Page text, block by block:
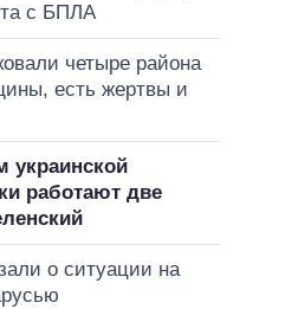
с БПЛА
четыре района
есть жертвы и
украинской
работают две
о ситуации на